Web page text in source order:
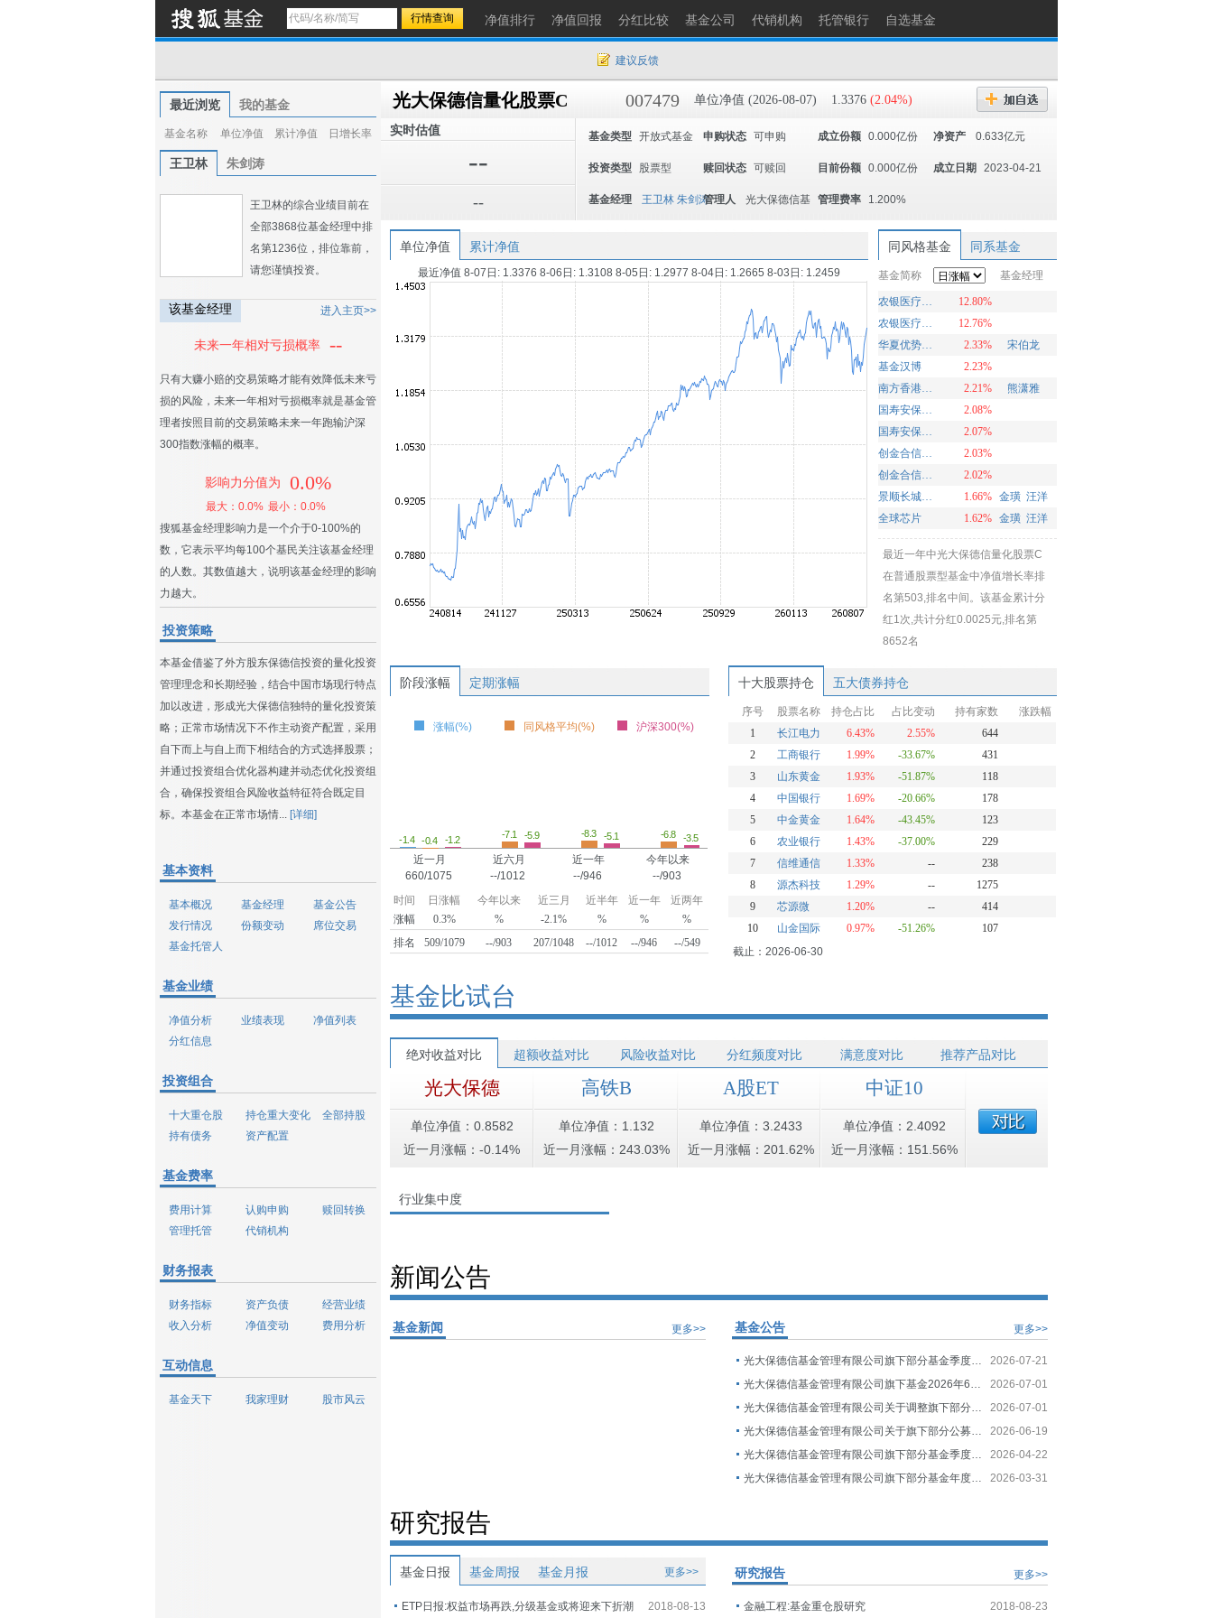
净值排行 净值回报 分红比较 基金公司 代销机构 托管银行 自选基金
建议反馈
最近浏览 我的基金
基金名称 单位净值 累计净值 日增长率
王卫林 朱剑涛
王卫林的综合业绩目前在
全部3868位基金经理中排
名第1236位，排位靠前，
请您谨慎投资。
该基金经理 进入主页>>
未来一年相对亏损概率 --
只有大赚小赔的交易策略才能有效降低未来亏
损的风险，未来一年相对亏损概率就是基金管
理者按照目前的交易策略未来一年跑输沪深
300指数涨幅的概率。
影响力分值为 0.0%
最大：0.0% 最小：0.0%
搜狐基金经理影响力是一个介于0-100%的
数，它表示平均每100个基民关注该基金经理
的人数。其数值越大，说明该基金经理的影响
力越大。
投资策略
本基金借鉴了外方股东保德信投资的量化投资
管理理念和长期经验，结合中国市场现行特点
加以改进，形成光大保德信独特的量化投资策
略；正常市场情况下不作主动资产配置，采用
自下而上与自上而下相结合的方式选择股票；
并通过投资组合优化器构建并动态优化投资组
合，确保投资组合风险收益特征符合既定目
标。本基金在正常市场情... [详细]
基本资料
基本概况 基金经理
基金公告
发行情况
份额变动
席位交易
基金托管人
基金业绩
净值分析 业绩表现
净值列表
分红信息
投资组合
十大重仓股 持仓重大变化
全部持股
持有债务
资产配置
基金费率
费用计算 认购申购
赎回转换
管理托管
代销机构
财务报表
财务指标 资产负债
经营业绩
收入分析
净值变动 费用分析
互动信息
基金天下 我家理财 股市风云
光大保德信量化股票C 007479 单位净值 (2026-08-07) 1.3376 (2.04%)
实时估值
--
--
基金类型 开放式基金 申购状态 可申购 成立份额 0.000亿份 净资产 0.633亿元
投资类型 股票型 赎回状态 可赎回 目前份额 0.000亿份 成立日期 2023-04-21
基金经理 王卫林 朱剑涛管理人 光大保德信基 管理费率 1.200%
单位净值 累计净值
最近净值 8-07日: 1.3376 8-06日: 1.3108 8-05日: 1.2977 8-04日: 1.2665 8-03日: 1.2459
同风格基金 同系基金
基金简称 基金经理
农银医疗精选股票A
12.80%
农银医疗精选股票C
12.76%
华夏优势精选股票
2.33%
宋伯龙
基金汉博
2.23%
南方香港LOF
2.21%
熊潇雅
国寿安保创新医药股票C
2.08%
国寿安保创新医药股票A
2.07%
创金合信优价成长C
2.03%
创金合信优价成长A
2.02%
景顺长城全球半导体A(QDII-LOF)美元
1.66% 金璜 汪洋
全球芯片
1.62% 金璜 汪洋
最近一年中光大保德信量化股票C
在普通股票型基金中净值增长率排
名第503,排名中间。该基金累计分
红1次,共计分红0.0025元,排名第
8652名
阶段涨幅 定期涨幅
涨幅(%) 同风格平均(%) 沪深300(%)
-1.4 -0.4 -1.2
近一月
660/1075
-7.1 -5.9
近六月
--/1012
-8.3 -5.1
近一年
--/946
-6.8 -3.5
今年以来
--/903
时间
日涨幅 今年以来 近三月 近半年 近一年
近两年
涨幅
0.3% % -2.1% % %
%
排名
509/1079 --/903 207/1048 --/1012 --/946 --/549
十大股票持仓 五大债券持仓
序号 股票名称 持仓占比 占比变动 持有家数
涨跌幅
1
长江电力 6.43% 2.55%
644
2
工商银行 1.99% -33.67%
431
3
山东黄金 1.93% -51.87%
118
4
中国银行 1.69% -20.66%
178
5
中金黄金 1.64% -43.45%
123
6
农业银行 1.43% -37.00%
229
7
信维通信 1.33% --
238
8
源杰科技 1.29% --
1275
9
芯源微 1.20% --
414
10
山金国际 0.97% -51.26%
107
截止：2026-06-30
基金比试台
绝对收益对比 超额收益对比 风险收益对比 分红频度对比 满意度对比 推荐产品对比
光大保德
单位净值：0.8582
近一月涨幅：-0.14%
高铁B
单位净值：1.132
近一月涨幅：243.03%
A股ET
单位净值：3.2433
近一月涨幅：201.62%
中证10
单位净值：2.4092
近一月涨幅：151.56%
行业集中度
新闻公告
更多>>
基金新闻 更多>>
基金公告
2026-07-21
光大保德信基金管理有限公司旗下部分基金季度报告提示性公告
2026-07-01
光大保德信基金管理有限公司旗下基金2026年6月30日基金份额净值及累计净值公告
2026-07-01
光大保德信基金管理有限公司关于调整旗下部分基金持有的停牌股票估值方法的提示性公告
2026-06-19
光大保德信基金管理有限公司关于旗下部分公募基金产品风险等级变动的通知
2026-04-22
光大保德信基金管理有限公司旗下部分基金季度报告提示性公告
2026-03-31
光大保德信基金管理有限公司旗下部分基金年度报告提示性公告
研究报告
基金日报 基金周报 基金月报 更多>>
2018-08-13
ETP日报:权益市场再跌,分级基金或将迎来下折潮
更多>>
研究报告
2018-08-23
金融工程:基金重仓股研究